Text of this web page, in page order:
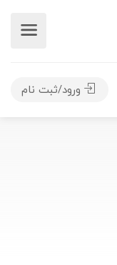
ورود/ثبت نام